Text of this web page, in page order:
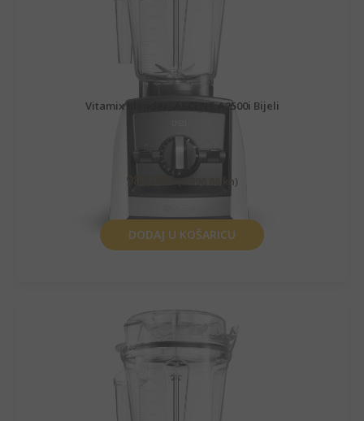
Vitamix blender, ASCENT A2500i Bijeli
982,00 (7.398,88 kn)
DODAJ U KOŠARICU